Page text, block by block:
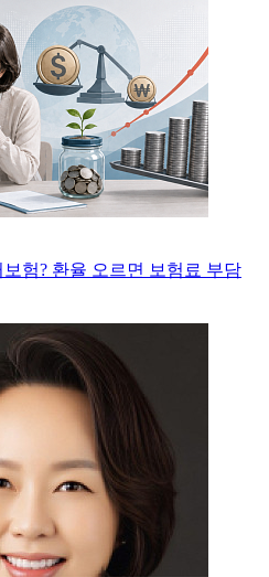
험? 환율 오르면 보험료 부담